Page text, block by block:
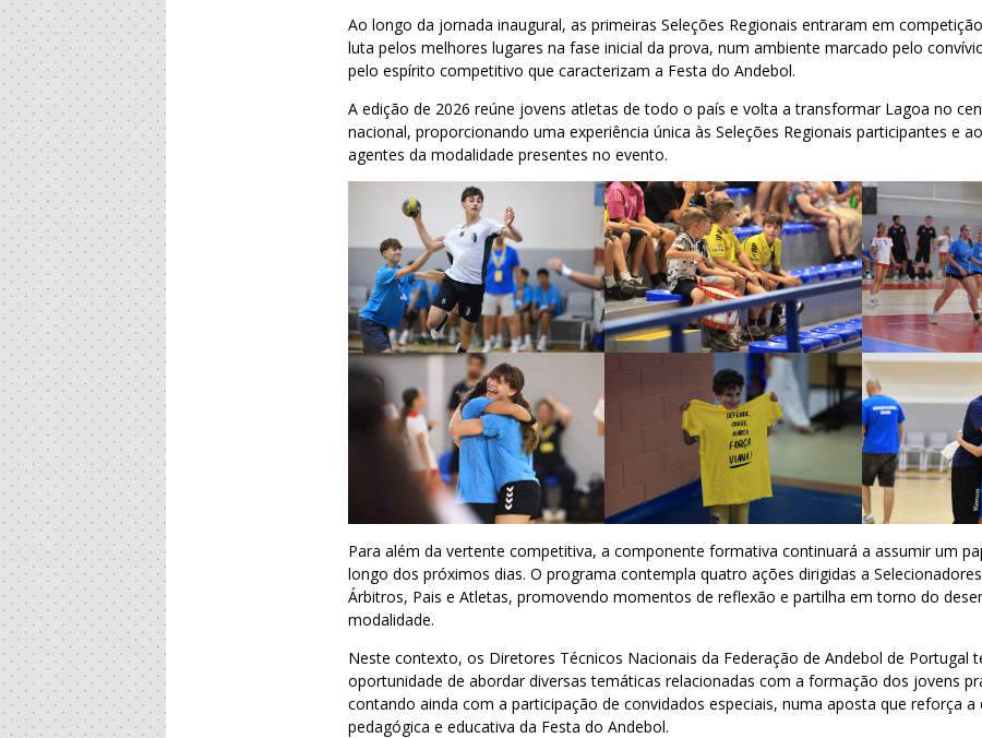
Ao longo da jornada inaugural, as primeiras Seleções Regionais entraram em
luta pelos melhores lugares na fase inicial da prova, num ambiente marcado pelo
pelo espírito competitivo que caracterizam a Festa do Andebol.
A edição de 2026 reúne jovens atletas de todo o país e volta a transformar Lagoa no
nacional, proporcionando uma experiência única às Seleções Regionais participantes e
agentes da modalidade presentes no evento.
Para além da vertente competitiva, a componente formativa continuará a assumir um
longo dos próximos dias. O programa contempla quatro ações dirigidas a
Árbitros, Pais e Atletas, promovendo momentos de reflexão e partilha em torno do
modalidade.
Neste contexto, os Diretores Técnicos Nacionais da Federação de Andebol de Portugal
oportunidade de abordar diversas temáticas relacionadas com a formação dos jovens
contando ainda com a participação de convidados especiais, numa aposta que reforça a
pedagógica e educativa da Festa do Andebol.